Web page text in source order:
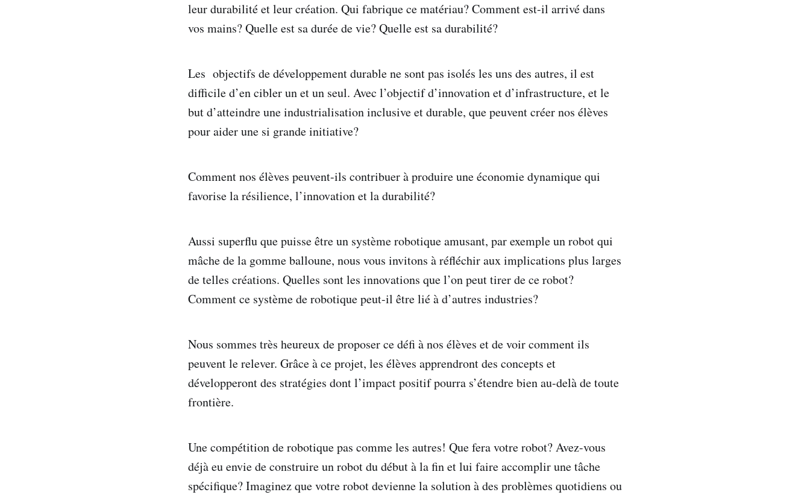
leur durabilité et leur création. Qui fabrique ce matériau? Comment est-il arrivé dans
vos mains? Quelle est sa durée de vie? Quelle est sa durabilité?
Les objectifs de développement durable ne sont pas isolés les uns des autres, il est
difficile d’en cibler un et un seul. Avec l’objectif d’innovation et d’infrastructure, et le
but d’atteindre une industrialisation inclusive et durable, que peuvent créer nos élèves
pour aider une si grande initiative?
Comment nos élèves peuvent-ils contribuer à produire une économie dynamique qui
favorise la résilience, l’innovation et la durabilité?
Aussi superflu que puisse être un système robotique amusant, par exemple un robot qui
mâche de la gomme balloune, nous vous invitons à réfléchir aux implications plus larges
de telles créations. Quelles sont les innovations que l’on peut tirer de ce robot?
Comment ce système de robotique peut-il être lié à d’autres industries?
Nous sommes très heureux de proposer ce défi à nos élèves et de voir comment ils
peuvent le relever. Grâce à ce projet, les élèves apprendront des concepts et
développeront des stratégies dont l’impact positif pourra s’étendre bien au-delà de toute
frontière.
Une compétition de robotique pas comme les autres! Que fera votre robot? Avez-vous
déjà eu envie de construire un robot du début à la fin et lui faire accomplir une tâche
spécifique? Imaginez que votre robot devienne la solution à des problèmes quotidiens ou